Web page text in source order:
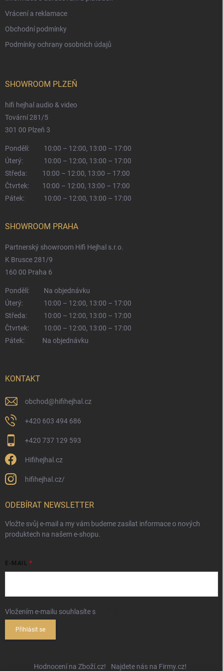
Vrácení a reklamace
Obchodní podmínky
Podmínky ochrany osobních údajů
SHOWROOM PLZEŇ
hifi hejhal audio & video
Tovární 281/5
301 00 Plzeň 3
Pondělí:
10:00 – 12:00, 13:00 – 17:00
Úterý:
10:00 – 12:00, 13:00 – 17:00
Středa:
10:00 – 12:00, 13:00 – 17:00
Čtvrtek:
10:00 – 12:00, 13:00 – 17:00
Pátek:
10:00 – 12:00, 13:00 – 17:00
SHOWROOM PRAHA
Partnerský showroom Hifi Hejhal s.r.o.
K Brusce 281/9
160 00 Praha 6
Pondělí:
Na objednávku
Úterý:
10:00 – 12:00, 13:00 – 17:00
Středa:
10:00 – 12:00, 13:00 – 17:00
Čtvrtek:
10:00 – 12:00, 13:00 – 17:00
Pátek:
Na objednávku
KONTAKT
obchod@hifihejhal.cz
+420 603 494 686
+420 737 129 593
Hifihejhal.cz
hifihejhal.cz/
ODEBÍRAT NEWSLETTER
Vložte svůj e-mail a my vám budeme zasílat informace o nových
produktech na našem e-shopu.
E-MAIL
Vložením e-mailu souhlasíte s
Přihlásit se
Hodnocení na Zboží.cz! Najdete nás na Firmy.cz!